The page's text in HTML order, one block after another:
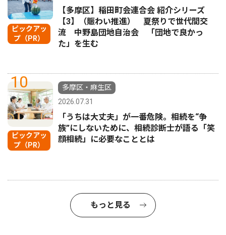
ピックアッ
プ（PR）
【多摩区】稲田町会連合会 紹介シリーズ
【3】（賑わい推進） 夏祭りで世代間交
流 中野島団地自治会 「団地で良かっ
た」を生む
10
ピックアッ
プ（PR）
多摩区・麻生区
2026.07.31
「うちは大丈夫」が一番危険。相続を“争
族”にしないために、相続診断士が語る「笑
顔相続」に必要なこととは
もっと見る